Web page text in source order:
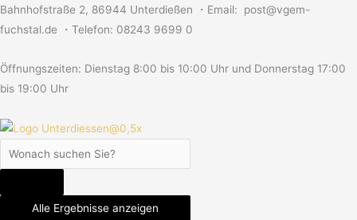
Zum
Inhalt
Bahnhofstraße 2, 86944 Unterdießen ・Email: post@vgem-
fuchstal.de ・Telefon: 08243 9699 0
Öffnungszeiten: Dienstag 8:00 bis 10:00 Uhr und Donnerstag 17:00
bis 19:00 Uhr
Search
...
Alle Ergebnisse anzeigen
Search
...
Search
...